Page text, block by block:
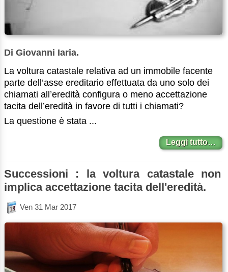
Di Giovanni Iaria.
La voltura catastale relativa ad un immobile facente
parte dell’asse ereditario effettuata da uno solo dei
chiamati all’eredità configura o meno accettazione
tacita dell’eredità in favore di tutti i chiamati?
La questione è stata ...
Leggi tutto…
Successioni : la voltura catastale non
implica accettazione tacita dell'eredità.
Ven 31 Mar 2017